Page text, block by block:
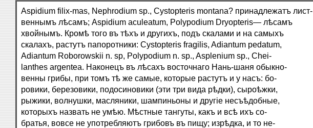
Aspidium filix-mas, Nephrodium sp., Cystopteris montana? принадлежатъ лист-
веннымъ лѣсамъ; Aspidium aculeatum, Polypodium Dryopteris— лѣсамъ
хвойнымъ. Кромѣ того въ тѣхъ и другихъ, подъ скалами и на самыхъ
скалахъ, растутъ папоротники: Cystopteris fragilis, Adiantum pedatum,
Adiantum Roborowskii n. sp, Polypodium n. sp., Asplenium sp., Chei-
lanthes argentea. Наконецъ въ лѣсахъ восточнаго Нань-шаня обыкно-
венны грибы, при томъ тѣ же самые, которые растутъ и у насъ: бо-
ровики, березовики, подосиновики (эти три вида рѣдки), сыроѣжки,
рыжики, волнушки, масляники, шампиньоны и другіе несъѣдобные,
которыхъ назвать не умѣю. Мѣстные тангуты, какъ и всѣ ихъ со-
братья, вовсе не употребляютъ грибовъ въ пищу; изрѣдка, и то не-